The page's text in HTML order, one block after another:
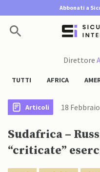
Abbonati a
Direttore
TUTTI AFRICA
Articoli 18
Sudafrica –
“criticate”